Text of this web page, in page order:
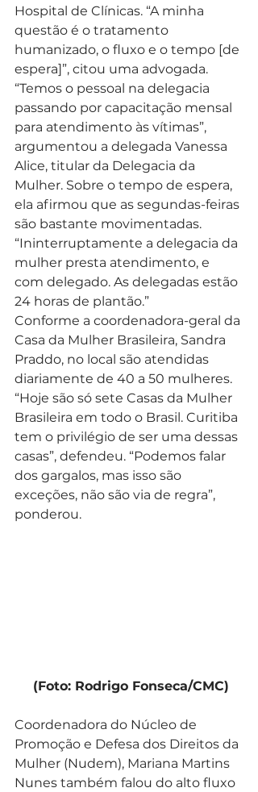
Hospital de Clínicas. “A minha
questão é o tratamento
humanizado, o fluxo e o tempo [de
espera]”, citou uma advogada.
“Temos o pessoal na delegacia
passando por capacitação mensal
para atendimento às vítimas”,
argumentou a delegada Vanessa
Alice, titular da Delegacia da
Mulher. Sobre o tempo de espera,
ela afirmou que as segundas-feiras
são bastante movimentadas.
“Ininterruptamente a delegacia da
mulher presta atendimento, e
com delegado. As delegadas estão
24 horas de plantão.”
Conforme a coordenadora-geral da
Casa da Mulher Brasileira, Sandra
Praddo, no local são atendidas
diariamente de 40 a 50 mulheres.
“Hoje são só sete Casas da Mulher
Brasileira em todo o Brasil. Curitiba
tem o privilégio de ser uma dessas
casas”, defendeu. “Podemos falar
dos gargalos, mas isso são
exceções, não são via de regra”,
ponderou.
(Foto: Rodrigo Fonseca/CMC)
Coordenadora do Núcleo de
Promoção e Defesa dos Direitos da
Mulher (Nudem), Mariana Martins
Nunes também falou do alto fluxo